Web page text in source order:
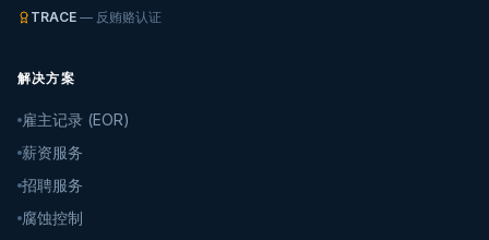
TRACE — 反贿赂认证
解决方案
雇主记录 (EOR)
薪资服务
招聘服务
腐蚀控制